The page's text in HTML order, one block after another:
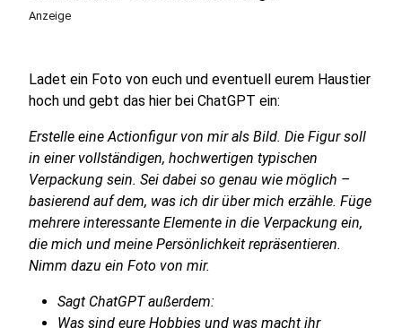
Anzeige
Ladet ein Foto von euch und eventuell eurem Haustier
hoch und gebt das hier bei ChatGPT ein:
Erstelle eine Actionfigur von mir als Bild. Die Figur soll
in einer vollständigen, hochwertigen typischen
Verpackung sein. Sei dabei so genau wie möglich –
basierend auf dem, was ich dir über mich erzähle. Füge
mehrere interessante Elemente in die Verpackung ein,
die mich und meine Persönlichkeit repräsentieren.
Nimm dazu ein Foto von mir.
Sagt ChatGPT außerdem:
Was sind eure Hobbies und was macht ihr